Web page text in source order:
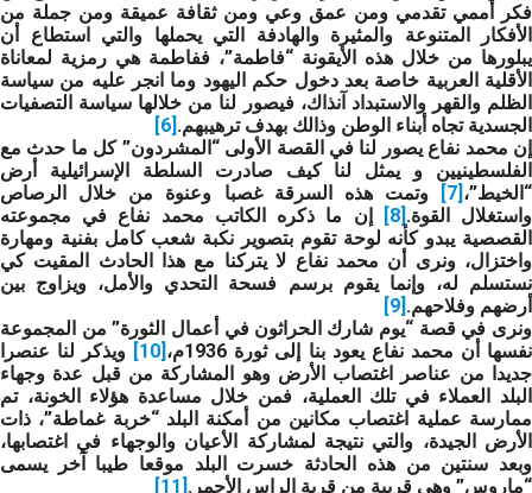
فكر أممي تقدمي ومن عمق وعي ومن ثقافة عميقة ومن جملة من
الأفكار المتنوعة والمثيرة والهادفة التي يحملها والتي استطاع أن
يبلورها من خلال هذه الأيقونة “فاطمة”، ففاطمة هي رمزية لمعاناة
الأقلية العربية خاصة بعد دخول حكم اليهود وما انجر عليه من سياسة
الظلم والقهر والاستبداد آنذاك، فيصور لنا من خلالها سياسة التصفيات
الجسدية تجاه أبناء الوطن وذالك بهدف ترهيبهم.
إن محمد نفاع يصور لنا في القصة الأولى “المشردون” كل ما حدث مع
الفلسطينيين و يمثل لنا كيف صادرت السلطة الإسرائيلية أرض
“الخيط”،
وتمت هذه السرقة غصبا وعنوة من خلال الرصاص
واستغلال القوة. [8]
إن ما ذكره الكاتب محمد نفاع في مجموعته
القصصية يبدو كأنه لوحة تقوم بتصوير نكبة شعب كامل بفنية ومهارة
واختزال، ونرى أن محمد نفاع لا يتركنا مع هذا الحادث المقيت كي
نستسلم له، وإنما يقوم برسم فسحة التحدي والأمل، ويزاوج بين
أرضهم وفلاحهم.
ونرى في قصة “يوم شارك الحراثون في أعمال الثورة” من المجموعة
نفسها أن محمد نفاع يعود بنا إلى ثورة 1936م،
ويذكر لنا عنصرا
جديدا من عناصر اغتصاب الأرض وهو المشاركة من قبل عدة وجهاء
البلد العملاء في تلك العملية، فمن خلال مساعدة هؤلاء الخونة، تم
ممارسة عملية اغتصاب مكانين من أمكنة البلد “خربة غماطة”، ذات
الأرض الجيدة، والتي نتيجة لمشاركة الأعيان والوجهاء في اغتصابها،
وبعد سنتين من هذه الحادثة خسرت البلد موقعا طيبا آخر يسمى
“ماروس” وهي قريبة من قرية الراس الأحمر.